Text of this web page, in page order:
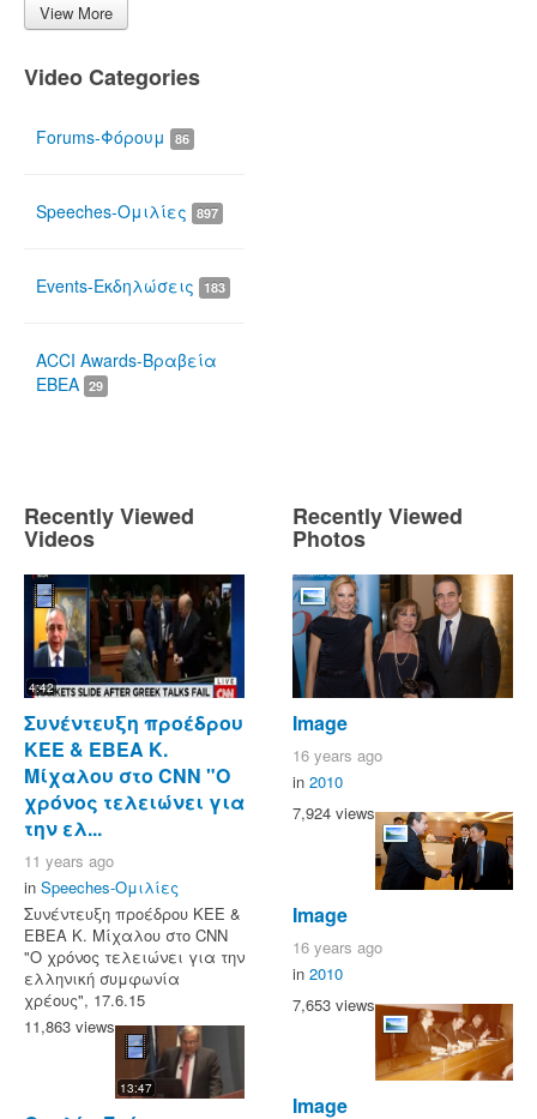
View More
Video Categories
Forums-Φόρουμ 86
Speeches-Ομιλίες 897
Events-Εκδηλώσεις 183
ACCI Awards-Βραβεία
ΕΒΕΑ 29
Recently Viewed
Videos
4:42
Συνέντευξη προέδρου
ΚΕΕ & ΕΒΕΑ Κ.
Μίχαλου στο CNN "Ο
χρόνος τελειώνει για
την ελ...
11 years ago
in Speeches-Ομιλίες
Συνέντευξη προέδρου ΚΕΕ &
ΕΒΕΑ Κ. Μίχαλου στο CNN
"Ο χρόνος τελειώνει για την
ελληνική συμφωνία
χρέους", 17.6.15
11,863 views
13:47
Recently Viewed
Photos
Image
16 years ago
in 2010
7,924 views
Image
16 years ago
in 2010
7,653 views
Image